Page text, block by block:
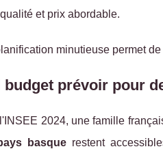
et prix abordable.
minutieuse permet
budget prévoir pour
2024, une famille
basque restent